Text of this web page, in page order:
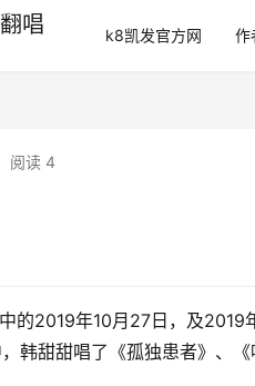
唱
k8凯发官方网 作
阅读 4
的2019年10月27日，及2019
韩甜甜唱了《孤独患者》、《